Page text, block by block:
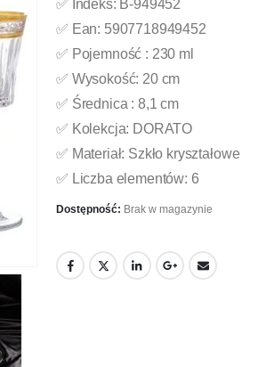
✅ Indeks: B-949452
✅ Ean: 5907718949452
✅ Pojemność : 230 ml
✅ Wysokość: 20 cm
✅ Średnica : 8,1 cm
✅ Kolekcja: DORATO
✅ Materiał: Szkło kryształowe
✅ Liczba elementów: 6
Dostępność: Brak w magazynie